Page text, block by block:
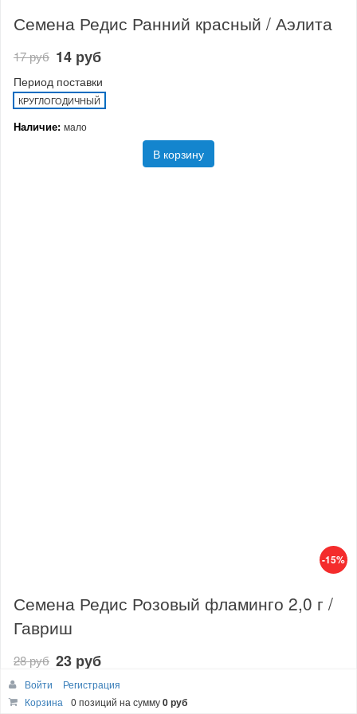
Семена Редис Ранний красный / Аэлита
17 руб 14 руб
Период поставки
КРУГЛОГОДИЧНЫЙ
Наличие: мало
В корзину
-15%
Семена Редис Розовый фламинго 2,0 г /
Гавриш
28 руб 23 руб
Период поставки
КРУГЛОГОДИЧНЫЙ
Войти
Регистрация
Корзина
0 позиций на сумму0 руб